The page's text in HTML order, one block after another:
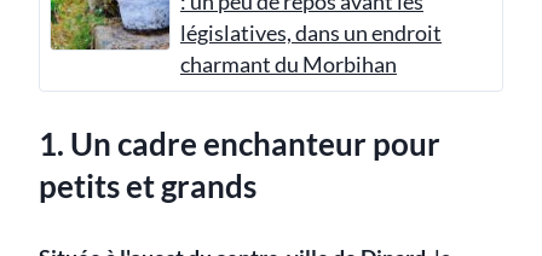
législatives, dans un endroit
charmant du Morbihan
1. Un cadre enchanteur pour
petits et grands